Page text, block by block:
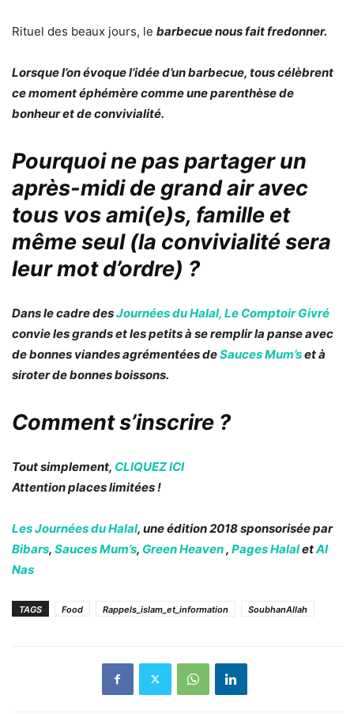
Rituel des beaux jours, le barbecue nous fait fredonner.
Lorsque l’on évoque l’idée d’un barbecue, tous célèbrent
ce moment éphémère comme une parenthèse de
bonheur et de convivialité.
Pourquoi ne pas partager un
après-midi de grand air avec
tous vos ami(e)s, famille et
même seul (la convivialité sera
leur mot d’ordre) ?
Dans le cadre desJournées du Halal, Le Comptoir Givré
convie lesgrandset lespetitsà se remplir la panseavec
de bonnes viandesagrémentées deSauces Mum’set à
siroter de bonnesboissons.
Comment s’inscrire ?
Tout simplement, CLIQUEZ ICI
Attention places limitées !
Les Journées du Halal, une édition 2018 sponsorisée par
Bibars, Sauces Mum’s, Green Heaven , Pages HalaletAl
Nas
TAGS Food Rappels_islam_et_information SoubhanAllah